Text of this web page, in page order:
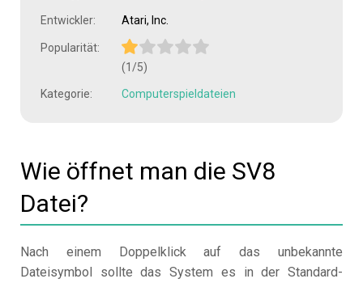
Entwickler: Atari, Inc.
Popularität:
(1/5)
Kategorie: Computerspieldateien
Wie öffnet man die SV8
Datei?
Nach einem Doppelklick auf das unbekannte
Dateisymbol sollte das System es in der Standard-